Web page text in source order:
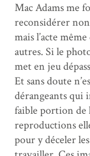
Mac Adams me
reconsidérer
mais l’acte
autres. Si le
met en jeu
Et sans doute
dérangeants qui
faible portion de
reproductions
pour y déceler